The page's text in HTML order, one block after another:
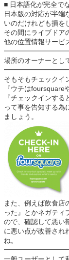
■ 日本語化が完全で
日本版の対応が半端
いのだけれども損を
その間にライブドア
他の位置情報サービ
場所のオーナーとし
そもそもチェックイ
『ウチはfoursquare
『チェックインする
って事を告知する為
ましょう。
また、例えば飲食店
った』とかネガティ
ので、確認して悪い
に悪い点が改善され
ね。